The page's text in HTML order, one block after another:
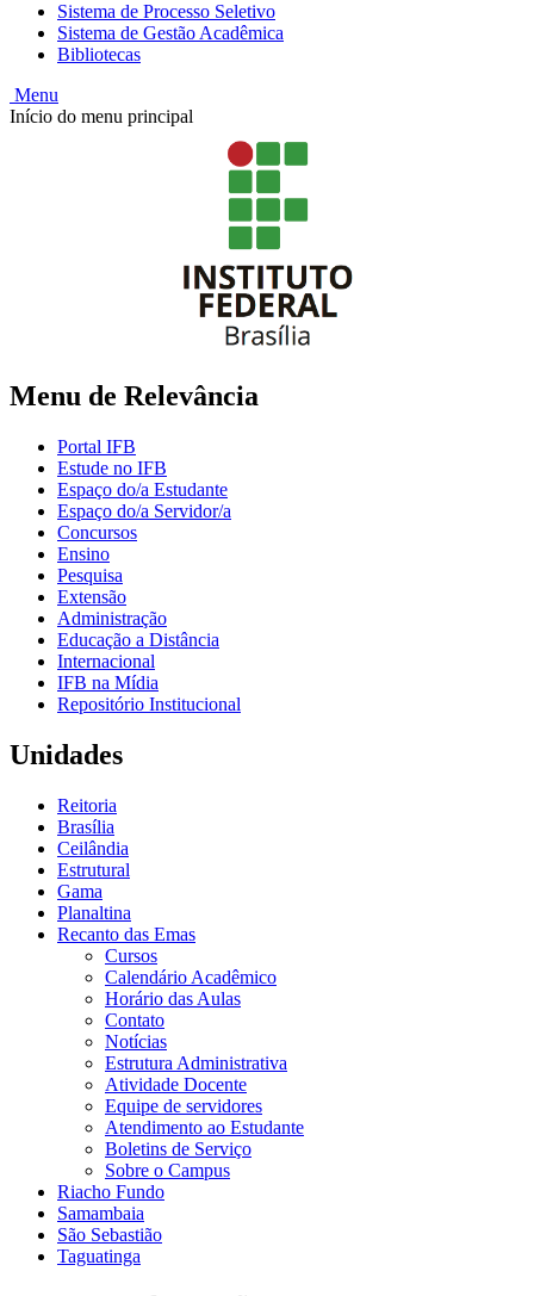
Sistema de Processo Seletivo
Sistema de Gestão Acadêmica
Bibliotecas
Menu
Início do menu principal
Menu de Relevância
Portal IFB
Estude no IFB
Espaço do/a Estudante
Espaço do/a Servidor/a
Concursos
Ensino
Pesquisa
Extensão
Administração
Educação a Distância
Internacional
IFB na Mídia
Repositório Institucional
Unidades
Reitoria
Brasília
Ceilândia
Estrutural
Gama
Planaltina
Recanto das Emas
Cursos
Calendário Acadêmico
Horário das Aulas
Contato
Notícias
Estrutura Administrativa
Atividade Docente
Equipe de servidores
Atendimento ao Estudante
Boletins de Serviço
Sobre o Campus
Riacho Fundo
Samambaia
São Sebastião
Taguatinga